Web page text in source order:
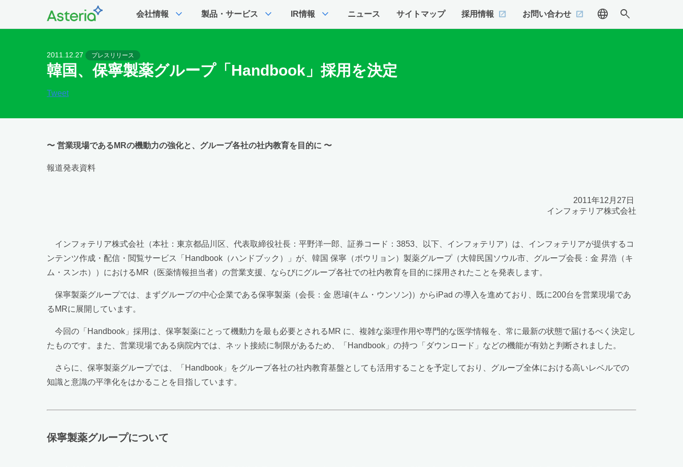
会社情報 expand_more 製品・サービス expand_more IR情報 expand_more ニュース サイトマップ 採用情報 お問い合わせ language search
2011.12.27 プレスリリース
韓国、保寧製薬グループ「Handbook」採用を決定
Tweet
〜 営業現場であるMRの機動力の強化と、グループ各社の社内教育を目的に 〜
報道発表資料
2011年12月27日
インフォテリア株式会社
インフォテリア株式会社（本社：東京都品川区、代表取締役社長：平野洋一郎、証券コード：3853、以下、インフォテリア）は、インフォテリアが提供するコ
ンテンツ作成・配信・閲覧サービス「Handbook（ハンドブック）」が、韓国 保寧（ボウリョン）製薬グループ（大韓民国ソウル市、グループ会長：金 昇浩（キ
ム・スンホ））におけるMR（医薬情報担当者）の営業支援、ならびにグループ各社での社内教育を目的に採用されたことを発表します。
保寧製薬グループでは、まずグループの中心企業である保寧製薬（会長：金 恩璿(キム・ウンソン)）からiPad の導入を進めており、既に200台を営業現場であ
るMRに展開しています。
今回の「Handbook」採用は、保寧製薬にとって機動力を最も必要とされるMR に、複雑な薬理作用や専門的な医学情報を、常に最新の状態で届けるべく決定し
たものです。また、営業現場である病院内では、ネット接続に制限があるため、「Handbook」の持つ「ダウンロード」などの機能が有効と判断されました。
さらに、保寧製薬グループでは、「Handbook」をグループ各社の社内教育基盤としても活用することを予定しており、グループ全体における高いレベルでの
知識と意識の平準化をはかることを目指しています。
保寧製薬グループについて